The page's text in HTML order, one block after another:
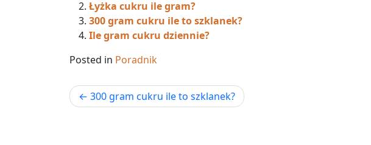
Łyżka cukru ile gram?
300 gram cukru ile to szklanek?
Ile gram cukru dziennie?
Posted in Poradnik
Nawigacja
300 gram cukru ile to szklanek?